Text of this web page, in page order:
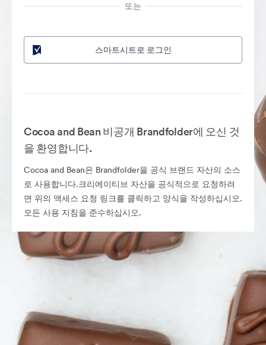
또는
스마트시트로 로그인
Cocoa and Bean 비공개 Brandfolder에 오신 것
을 환영합니다.
Cocoa and Bean은 Brandfolder을 공식 브랜드 자산의 소스
로 사용합니다.크리에이티브 자산을 공식적으로 요청하려
면 위의 액세스 요청 링크를 클릭하고 양식을 작성하십시오.
모든 사용 지침을 준수하십시오.